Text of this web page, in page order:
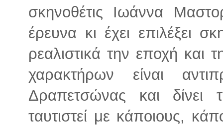
σκηνοθέτις Ιωάννα
έρευνα κι έχει επιλέξει
ρεαλιστικά την εποχή και
χαρακτήρων είναι
Δραπετσώνας και δίνει
ταυτιστεί με κάποιους,